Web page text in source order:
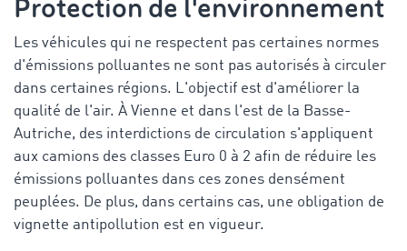
Protection de l'environnement
Les véhicules qui ne respectent pas certaines normes
d'émissions polluantes ne sont pas autorisés à circuler
dans certaines régions. L'objectif est d'améliorer la
qualité de l'air. À Vienne et dans l'est de la Basse-
Autriche, des interdictions de circulation s'appliquent
aux camions des classes Euro 0 à 2 afin de réduire les
émissions polluantes dans ces zones densément
peuplées. De plus, dans certains cas, une obligation de
vignette antipollution est en vigueur.